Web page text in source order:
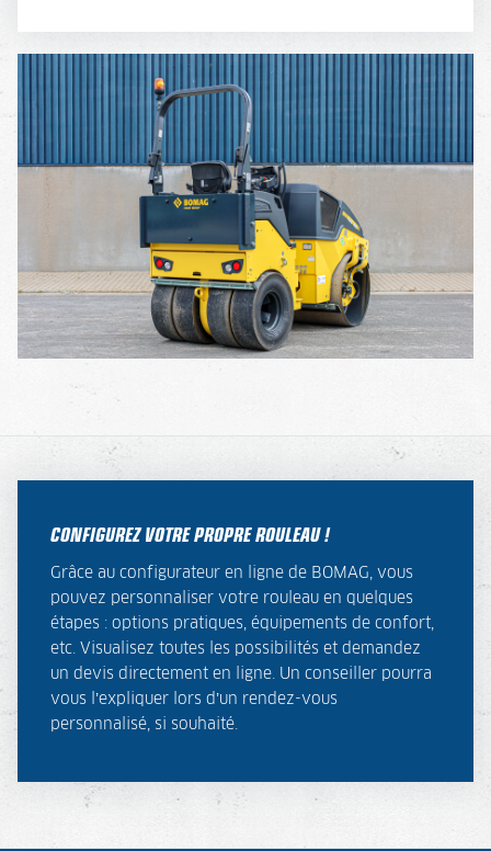
CONFIGUREZ VOTRE PROPRE ROULEAU !
Grâce au configurateur en ligne de BOMAG, vous
pouvez personnaliser votre rouleau en quelques
étapes : options pratiques, équipements de confort,
etc. Visualisez toutes les possibilités et demandez
un devis directement en ligne. Un conseiller pourra
vous l’expliquer lors d’un rendez-vous
personnalisé, si souhaité.